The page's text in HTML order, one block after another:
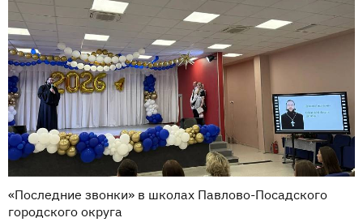
«Последние звонки» в школах Павлово-Посадского
городского округа